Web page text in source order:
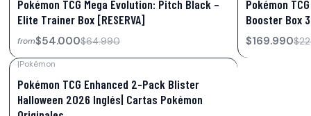
Not available
Pokémon TCG Mega Evolution: Pitch Black –
Elite Trainer Box [RESERVA]
from$54.000$64.990
Pokémon
Booster Box
$169.990
|Pokémon
Pokémon TCG Enhanced 2-Pack Blister
Halloween 2026 Inglés| Cartas Pokémon